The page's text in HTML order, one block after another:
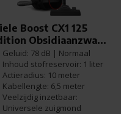
Boost CX1 125
Obsidiaanzwa...
Geluid: 78 dB | Normaal
Inhoud stofreservoir: 1 liter
Actieradius: 10 meter
Kabellengte: 6,5 meter
Veelzijdig inzetbaar:
Universele zuigmond